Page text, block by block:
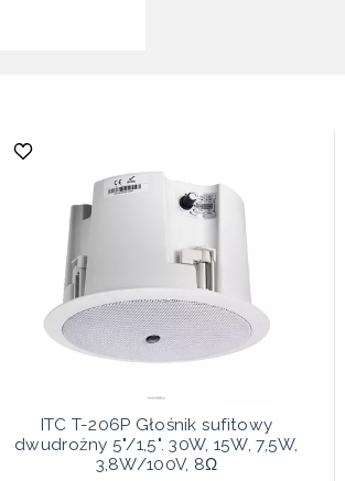
ITC T-206P Głośnik sufitowy
dwudrożny 5"/1,5". 30W, 15W, 7,5W,
3,8W/100V, 8Ω